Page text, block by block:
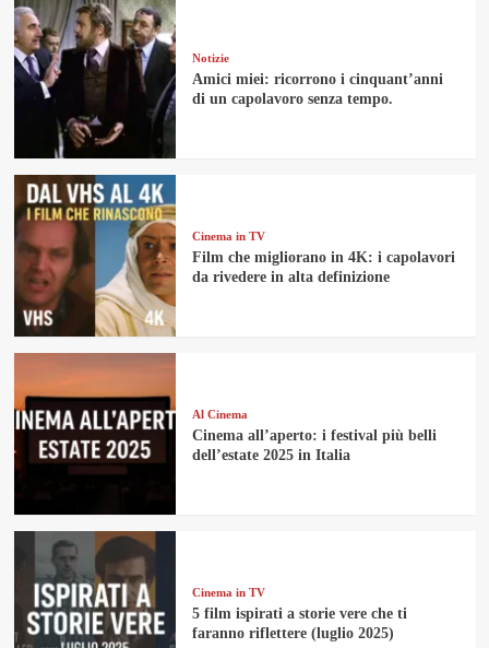
Notizie
Amici miei: ricorrono i cinquant’anni
di un capolavoro senza tempo.
Cinema in TV
Film che migliorano in 4K: i capolavori
da rivedere in alta definizione
Al Cinema
Cinema all’aperto: i festival più belli
dell’estate 2025 in Italia
Cinema in TV
5 film ispirati a storie vere che ti
faranno riflettere (luglio 2025)